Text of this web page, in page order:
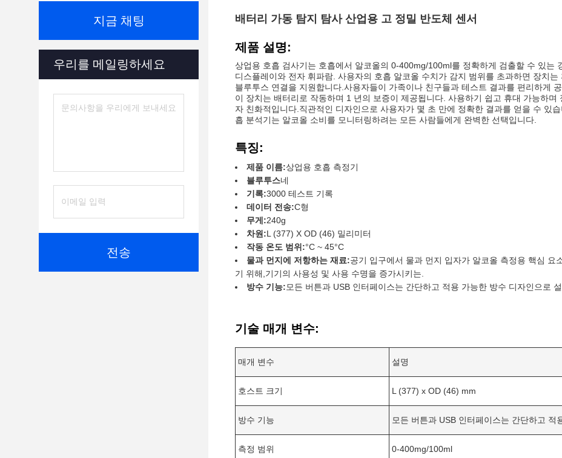
지금 채팅
우리를 메일링하세요
전송
배터리 가동 탐지 탐사 산업용 고 정밀 반도체 센서
제품 설명:
상업용 호흡 검사기는 호흡에서 알코올의 0-400mg/100ml를 정확하게 검출할 수 있는
디스플레이와 전자 휘파람. 사용자의 호흡 알코올 수치가 감지 범위를 초과하면 장치
블루투스 연결을 지원합니다.사용자들이 가족이나 친구들과 테스트 결과를 편리하게 공
이 장치는 배터리로 작동하며 1 년의 보증이 제공됩니다. 사용하기 쉽고 휴대 가능하
자 친화적입니다.직관적인 디자인으로 사용자가 몇 초 만에 정확한 결과를 얻을 수 있
흡 분석기는 알코올 소비를 모니터링하려는 모든 사람들에게 완벽한 선택입니다.
특징:
제품 이름:상업용 호흡 측정기
블루투스네
기록:3000 테스트 기록
데이터 전송:C형
무게:240g
차원:L (377) X OD (46) 밀리미터
작동 온도 범위:°C ~ 45°C
물과 먼지에 저항하는 재료:공기 입구에서 물과 먼지 입자가 알코올 측정용 핵심
기 위해,기기의 사용성 및 사용 수명을 증가시키는.
방수 기능:모든 버튼과 USB 인터페이스는 간단하고 적용 가능한 방수 디자인으로
기술 매개 변수:
매개 변수 설명
호스트 크기 L (377) x OD (46) mm
방수 기능 모든 버튼과 USB 인터페이스는 간단하고 적
측정 범위 0-400mg/100ml